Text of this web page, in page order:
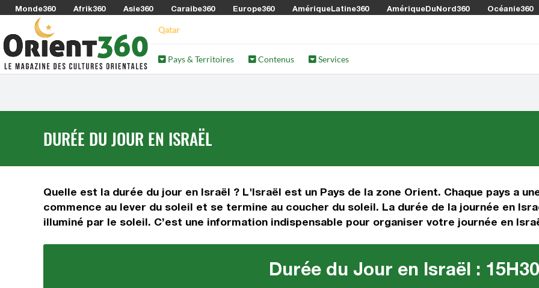
Monde360 Afrik360 Asie360 Caraibe360 Europe360 AmériqueLatine360 AmériqueDuNord360 Océanie360
Qatar
Pays & Territoires Contenus Services
DURÉE DU JOUR EN ISRAËL
Quelle est la durée du jour en Israël ? L'Israël est un Pays de la zone Orient. Chaque pays a
commence au lever du soleil et se termine au coucher du soleil. La durée de la journée en
illuminé par le soleil. C’est une information indispensable pour organiser votre journée en
Durée du Jour en Israël : 15H30